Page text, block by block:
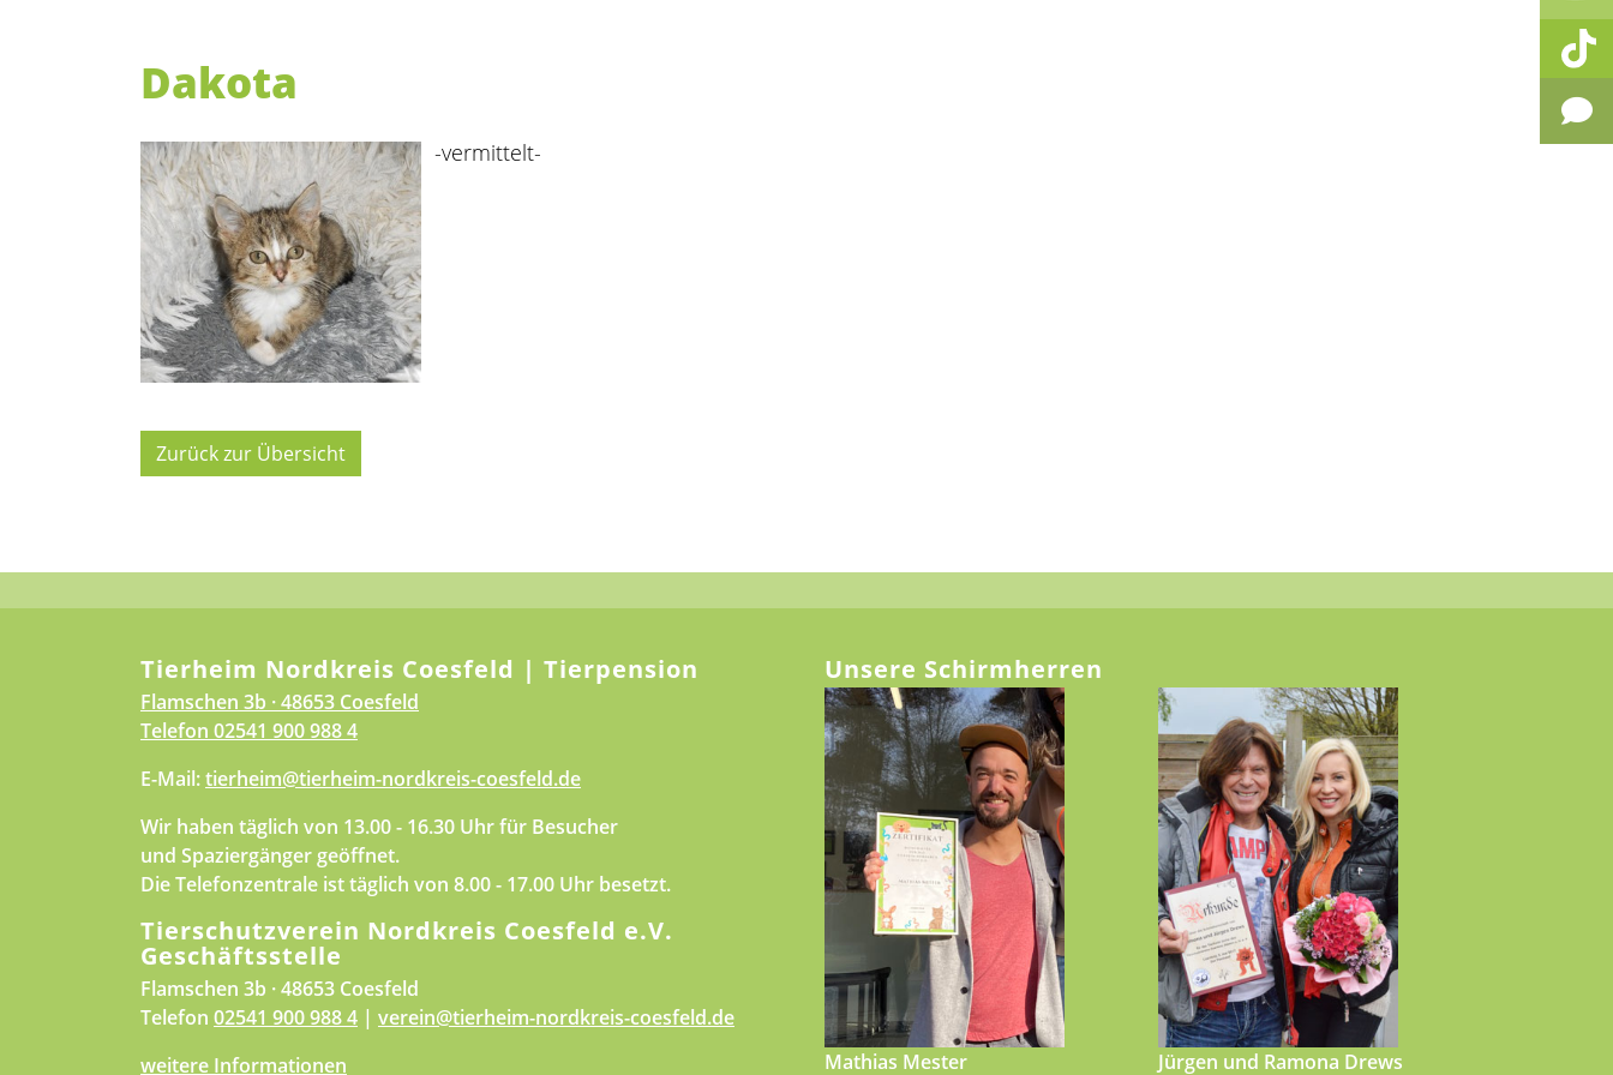
Dakota
-vermittelt-
Zurück zur Übersicht
Tierheim Nordkreis Coesfeld | Tierpension
Flamschen 3b · 48653 Coesfeld
Telefon 02541 900 988 4
E-Mail:tierheim@tierheim-nordkreis-coesfeld.de
Wir haben täglich von 13.00 - 16.30 Uhr für Besucher
und Spaziergänger geöffnet.
Die Telefonzentrale ist täglich von 8.00 - 17.00 Uhr besetzt.
Tierschutzverein Nordkreis Coesfeld e.V.
Geschäftsstelle
Flamschen 3b · 48653 Coesfeld
Telefon 02541 900 988 4 | verein@tierheim-nordkreis-coesfeld.de
weitere Informationen
Unsere Schirmherren
Mathias Mester Jürgen und Ramona Drews